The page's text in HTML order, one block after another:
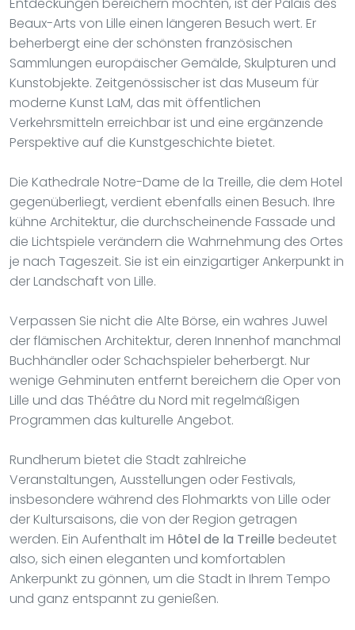
Beaux-Arts von Lille einen längeren Besuch wert. Er
beherbergt eine der schönsten französischen
Sammlungen europäischer Gemälde, Skulpturen und
Kunstobjekte. Zeitgenössischer ist das Museum für
moderne Kunst LaM, das mit öffentlichen
Verkehrsmitteln erreichbar ist und eine ergänzende
Perspektive auf die Kunstgeschichte bietet.
Die Kathedrale Notre-Dame de la Treille, die dem Hotel
gegenüberliegt, verdient ebenfalls einen Besuch. Ihre
kühne Architektur, die durchscheinende Fassade und
die Lichtspiele verändern die Wahrnehmung des Ortes
je nach Tageszeit. Sie ist ein einzigartiger Ankerpunkt in
der Landschaft von Lille.
Verpassen Sie nicht die Alte Börse, ein wahres Juwel
der flämischen Architektur, deren Innenhof manchmal
Buchhändler oder Schachspieler beherbergt. Nur
wenige Gehminuten entfernt bereichern die Oper von
Lille und das Théâtre du Nord mit regelmäßigen
Programmen das kulturelle Angebot.
Rundherum bietet die Stadt zahlreiche
Veranstaltungen, Ausstellungen oder Festivals,
insbesondere während des Flohmarkts von Lille oder
der Kultursaisons, die von der Region getragen
werden. Ein Aufenthalt im Hôtel de la Treille bedeutet
also, sich einen eleganten und komfortablen
Ankerpunkt zu gönnen, um die Stadt in Ihrem Tempo
und ganz entspannt zu genießen.